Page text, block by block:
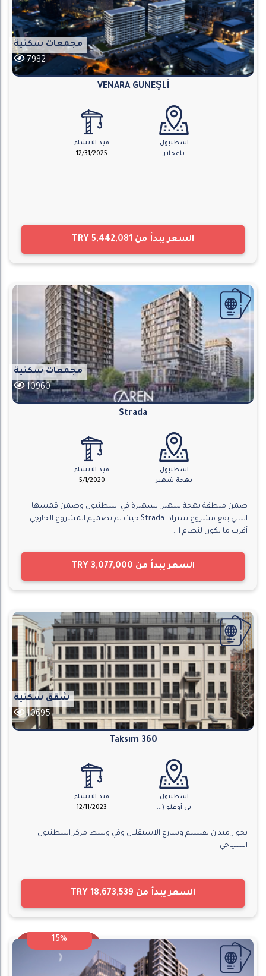
مجمعات سكنية
7982
VENARA GUNEŞLİ
اسطنبول
باغجلار
قيد الانشاء
12/31/2025
السعر يبدأ من TRY 5,442,081
مجمعات سكنية
10960
Strada
اسطنبول
بهجة شهير
قيد الانشاء
5/1/2020
ضمن منطقة بهجة شهير الشهيرة في اسطنبول وضمن قمسها
الثاني يقع مشروع سترادا Strada حيث تم تصميم المشروع الخارجي
أقرب ما يكون لنظام ا...
السعر يبدأ من TRY 3,077,000
شقق سكنية
10695
Taksım 360
اسطنبول
بي أوغلو (...
قيد الانشاء
12/11/2023
بجوار ميدان تقسيم وشارع الاستقلال وفي وسط مركز اسطنبول
السياحي
السعر يبدأ من TRY 18,673,539
15%